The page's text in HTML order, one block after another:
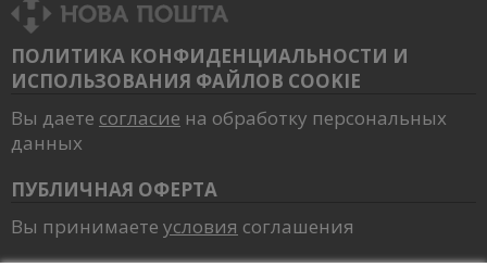
ПОЛИТИКА КОНФИДЕНЦИАЛЬНОСТИ И
ИСПОЛЬЗОВАНИЯ ФАЙЛОВ COOKIE
Вы даете согласие на обработку персональных
данных
ПУБЛИЧНАЯ ОФЕРТА
Вы принимаете условия соглашения